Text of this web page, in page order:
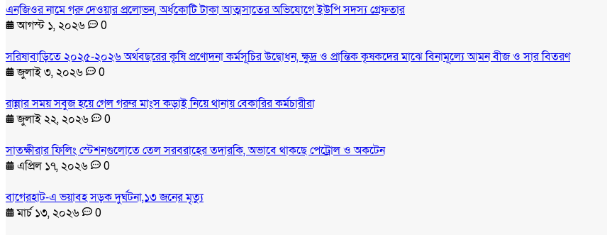
এনজিওর নামে গরু দেওয়ার প্রলোভন, অর্ধকোটি টাকা আত্মসাতের অভিযোগে ইউপি সদস্য গ্রেফতার
আগস্ট ১, ২০২৬
0
সরিষাবাড়িতে ২০২৫-২০২৬ অর্থবছরের কৃষি প্রণোদনা কর্মসূচির উদ্বোধন, ক্ষুদ্র ও প্রান্তিক কৃষকদের মাঝে বিনামূল্যে আমন বীজ ও সার বিতরণ
জুলাই ৩, ২০২৬
0
রান্নার সময় সবুজ হয়ে গেল গরুর মাংস কড়াই নিয়ে থানায় বেকারির কর্মচারীরা
জুলাই ২২, ২০২৬
0
সাতক্ষীরার ফিলিং স্টেশনগুলোতে তেল সরবরাহের তদারকি, অভাবে থাকছে পেট্রোল ও অকটেন
এপ্রিল ১৭, ২০২৬
0
বাগেরহাট-এ ভয়াবহ সড়ক দুর্ঘটনা,১৩ জনের মৃত্যু
মার্চ ১৩, ২০২৬
0